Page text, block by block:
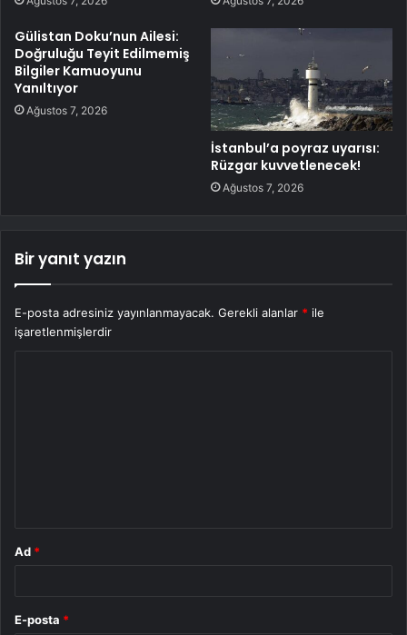
Gülistan Doku’nun Ailesi:
Doğruluğu Teyit Edilmemiş
Bilgiler Kamuoyunu
Yanıltıyor
Ağustos 7, 2026
İstanbul’a poyraz uyarısı:
Rüzgar kuvvetlenecek!
Ağustos 7, 2026
Bir yanıt yazın
E-posta adresiniz yayınlanmayacak. Gerekli alanlar * ile
işaretlenmişlerdir
Ad *
E-posta *